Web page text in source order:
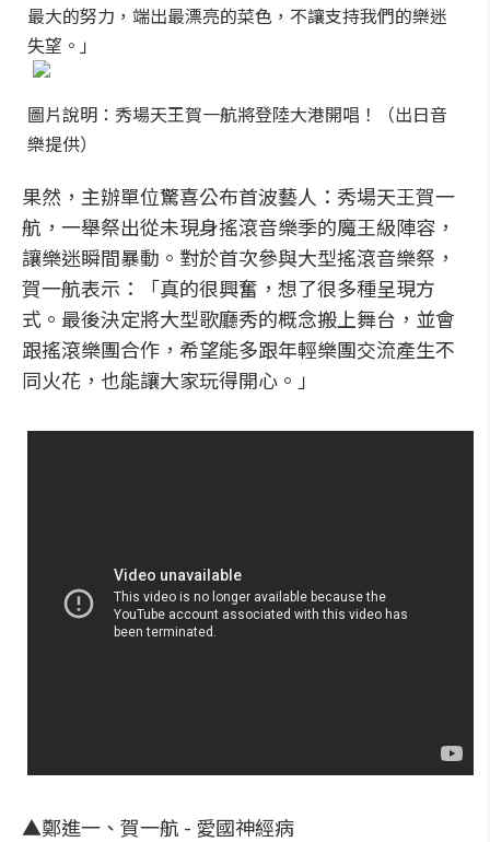
最大的努力，端出最漂亮的菜色，不讓支持我們的樂迷
失望。」
圖片說明：秀場天王賀一航將登陸大港開唱！（出日音
樂提供）
果然，主辦單位驚喜公布首波藝人：秀場天王賀一
航，一舉祭出從未現身搖滾音樂季的魔王級陣容，
讓樂迷瞬間暴動。對於首次參與大型搖滾音樂祭，
賀一航表示：「真的很興奮，想了很多種呈現方
式。最後決定將大型歌廳秀的概念搬上舞台，並會
跟搖滾樂團合作，希望能多跟年輕樂團交流產生不
同火花，也能讓大家玩得開心。」
▲鄭進一、賀一航 - 愛國神經病